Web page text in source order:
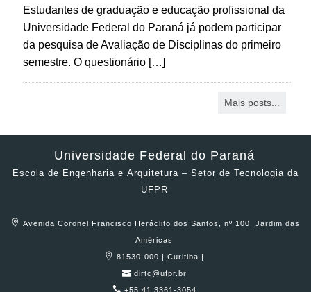
Estudantes de graduação e educação profissional da
Universidade Federal do Paraná já podem participar
da pesquisa de Avaliação de Disciplinas do primeiro
semestre. O questionário […]
Mais posts...
Universidade Federal do Paraná
Escola de Engenharia e Arquitetura – Setor de Tecnologia da
UFPR
Avenida Coronel Francisco Heráclito dos Santos, nº 100, Jardim das
Américas
81530-000 | Curitiba |
dirtc@ufpr.br
+55 41 3361-3054